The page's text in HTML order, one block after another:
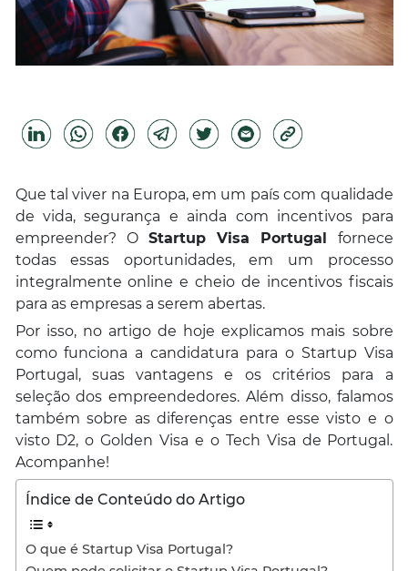
Que tal viver na Europa, em um país com qualidade
de vida, segurança e ainda com incentivos para
empreender? O Startup Visa Portugal fornece
todas essas oportunidades, em um processo
integralmente online e cheio de incentivos fiscais
para as empresas a serem abertas.
Por isso, no artigo de hoje explicamos mais sobre
como funciona a candidatura para o Startup Visa
Portugal, suas vantagens e os critérios para a
seleção dos empreendedores. Além disso, falamos
também sobre as diferenças entre esse visto e o
visto D2, o Golden Visa e o Tech Visa de Portugal.
Acompanhe!
Índice de Conteúdo do Artigo
O que é Startup Visa Portugal?